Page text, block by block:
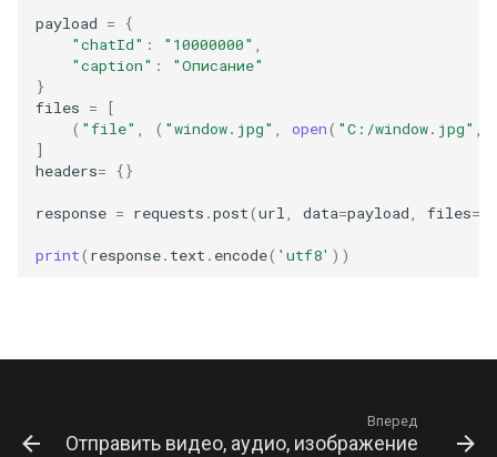
payload =
{
"chatId" : "10000000"
"caption" :
"Описание"
}
files =
[
( "file" ( "window.jpg" open( "C:/window.jpg"
]
headers= {}
response = requests .post(url data=payload files=
print( response. text . encode( 'utf8' ))
Вперед
Отправить видео, аудио, изображение,